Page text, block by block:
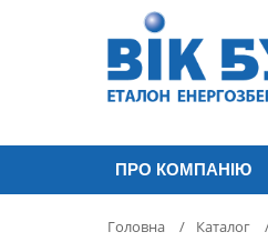
ПРО КОМПАНІЮ
Головна / Каталог